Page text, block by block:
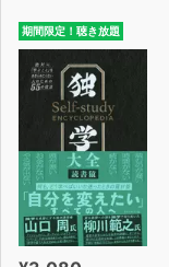
期間限定！聴き放題